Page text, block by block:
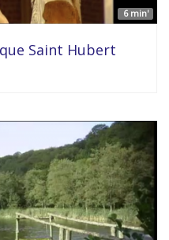
6 min'
Saint Hubert